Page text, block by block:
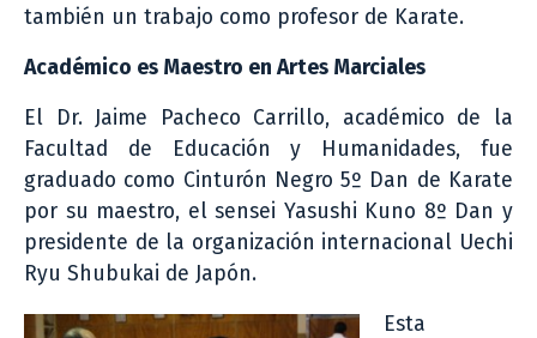
también un trabajo como profesor de Karate.
Académico es Maestro en Artes Marciales
El Dr. Jaime Pacheco Carrillo, académico de la
Facultad de Educación y Humanidades, fue
graduado como Cinturón Negro 5º Dan de Karate
por su maestro, el sensei Yasushi Kuno 8º Dan y
presidente de la organización internacional Uechi
Ryu Shubukai de Japón.
Esta